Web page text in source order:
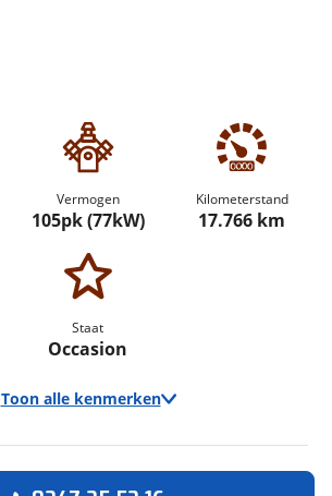
Vermogen
105pk (77kW)
Kilometerstand
17.766 km
Staat
Occasion
Toon alle kenmerken